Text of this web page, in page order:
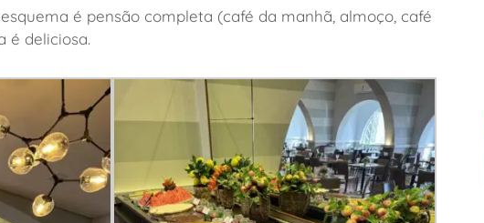
é pensão completa (café da manhã, almoço, café
é deliciosa.